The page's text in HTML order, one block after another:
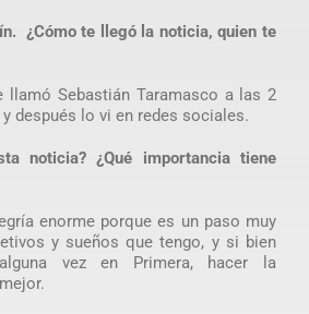
¿Cómo te llegó la noticia, quien te
llamó Sebastián Taramasco a las 2
después lo vi en redes sociales.
noticia? ¿Qué importancia tiene
enorme porque es un paso muy
y sueños que tengo, y si bien
vez en Primera, hacer la